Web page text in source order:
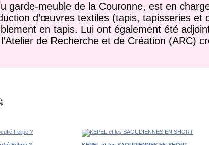
garde-meuble de la Couronne, est en
d’œuvres textiles (tapis, tapisseries et
en tapis. Lui ont également été
de Recherche et de Création (ARC)